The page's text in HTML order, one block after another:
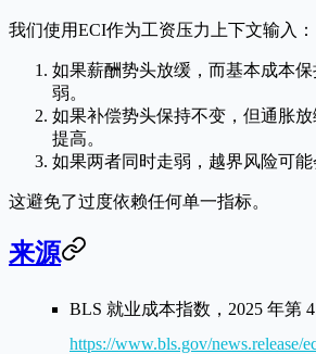
我们使用ECI作为工资压力上下文输入 ：
如果薪酬势头放缓，而基本成本
弱。
如果补偿势头保持不变，但通胀
提高。
如果两者同时走弱，越界风险可能
这避免了过度依赖任何单一指标。
来源
BLS 就业成本指数，2025 年第 4
https://www.bls.gov/news.release/